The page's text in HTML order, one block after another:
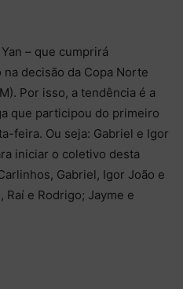
– que cumprirá
decisão da Copa Norte
Por isso, a tendência é a
que participou do primeiro
feira. Ou seja: Gabriel e Igor
iniciar o coletivo desta
Gabriel, Igor João e
Raí e Rodrigo; Jayme e